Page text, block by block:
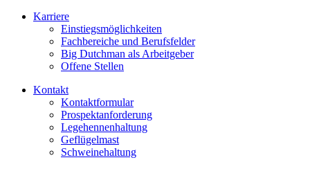
Karriere
Einstiegsmöglichkeiten
Fachbereiche und Berufsfelder
Big Dutchman als Arbeitgeber
Offene Stellen
Kontakt
Kontaktformular
Prospektanforderung
Legehennenhaltung
Geflügelmast
Schweinehaltung